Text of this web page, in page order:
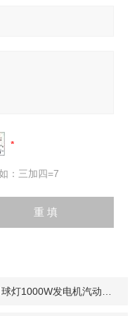
：三加四=7
1000W发电机汽动升降